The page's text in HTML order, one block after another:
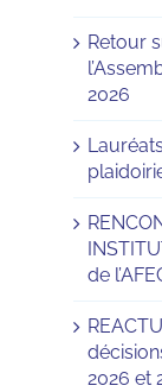
Retour
2026
de
2026 et